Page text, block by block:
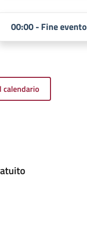
00:00 - Fine evento
calendario